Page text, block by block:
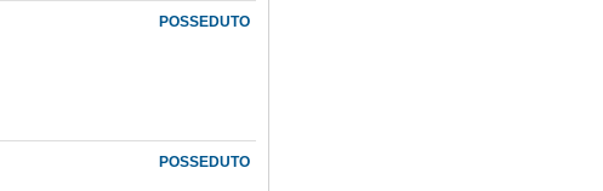
POSSEDUTO
POSSEDUTO